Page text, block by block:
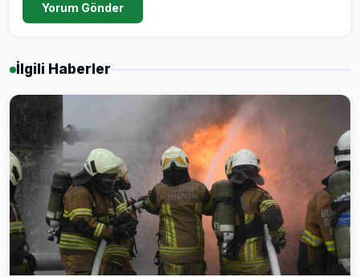
Yorum Gönder
İlgili Haberler